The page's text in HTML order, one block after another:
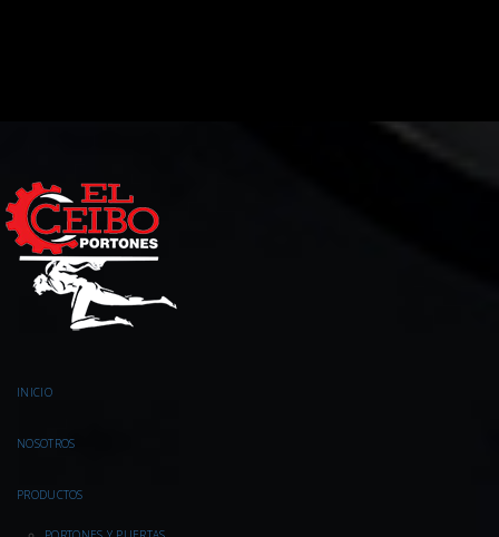
INICIO
NOSOTROS
PRODUCTOS